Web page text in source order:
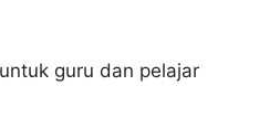
guru dan pelajar